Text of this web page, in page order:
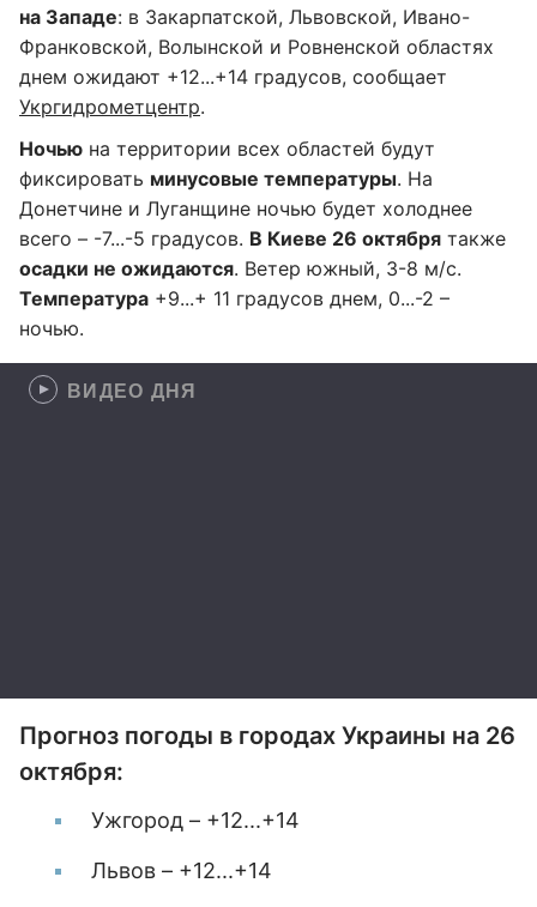
на Западе: в Закарпатской, Львовской, Ивано-
Франковской, Волынской и Ровненской областях
днем ожидают +12...+14 градусов, сообщает
Укргидрометцентр.
Ночью на территории всех областей будут
фиксировать минусовые температуры. На
Донетчине и Луганщине ночью будет холоднее
всего – -7...-5 градусов. В Киеве 26 октября также
осадки не ожидаются. Ветер южный, 3-8 м/с.
Температура +9...+ 11 градусов днем, 0...-2 –
ночью.
ВИДЕО ДНЯ
Прогноз погоды в городах Украины на 26
октября:
Ужгород – +12...+14
Львов – +12...+14